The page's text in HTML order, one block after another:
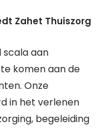
Zahet Thuiszorg
scala aan
komen aan de
Onze
in het verlenen
begeleiding